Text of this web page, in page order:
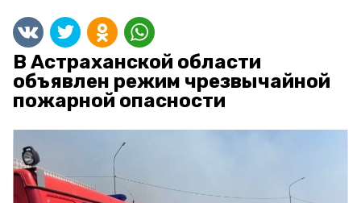
В Астраханской области
объявлен режим чрезвычайной
пожарной опасности